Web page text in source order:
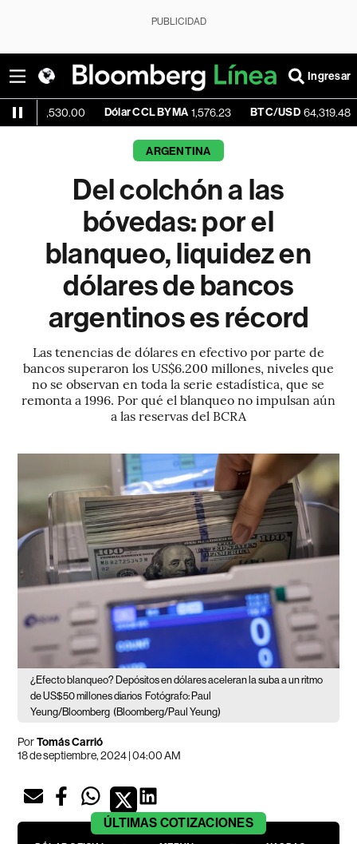
PUBLICIDAD
Ingresar
Dólar CCL BYMA 1,576.23 BTC/USD 64,319.48 -0.11%
ARGENTINA
Del colchón a las
bóvedas: por el
blanqueo, liquidez en
dólares de bancos
argentinos es récord
Las tenencias de dólares en efectivo por parte de
bancos superaron los US$6.200 millones, niveles que
no se observan en toda la serie estadística, que se
remonta a 1996. Por qué el blanqueo no impulsan aún
a las reservas del BCRA
¿Efecto blanqueo? Depósitos en dólares aceleran la suba a un ritmo
de US$50 millones diarios Fotógrafo: Paul
Yeung/Bloomberg (Bloomberg/Paul Yeung)
PorTomás Carrió
18 de septiembre, 2024 | 04:00 AM
ÚLTIMAS COTIZACIONES